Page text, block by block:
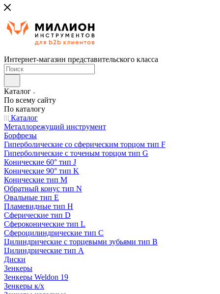
Интернет-магазин представительского класса
Каталог
По всему сайту
По каталогу
Каталог
Металлорежущий инструмент
Борфрезы
Гиперболические cо сферическим торцом тип F
Гиперболические с точеным торцом тип G
Конические 60° тип J
Конические 90° тип K
Конические тип M
Обратный конус тип N
Овальные тип E
Пламевидные тип H
Сферические тип D
Сфероконические тип L
Сфероцилиндрические тип C
Цилиндрические с торцевыми зубьями тип B
Цилиндрические тип А
Диски
Зенкеры
Зенкеры Weldon 19
Зенкеры к/х